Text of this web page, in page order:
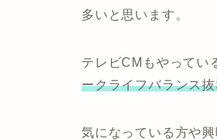
多いと思います。
テレビCMもやってい
ークライフバランス
気になっている方や